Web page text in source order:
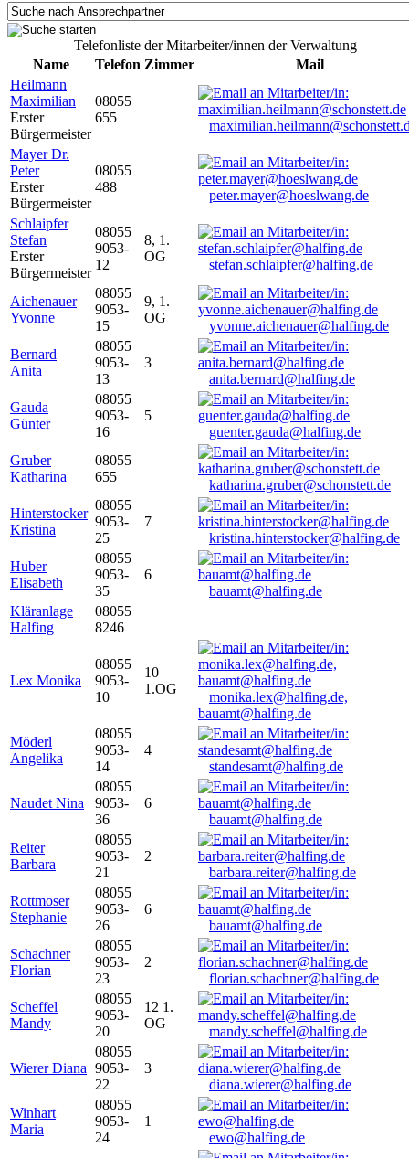
Telefonliste der Mitarbeiter/innen der Verwaltung
Name
Telefon Zimmer
Mail
Heilmann
Maximilian
Erster
Bürgermeister
08055
655
Mayer Dr.
Peter
Erster
Bürgermeister
08055
488
peter.mayer@hoeslwang.de
Schlaipfer
Stefan
Erster
Bürgermeister
08055
9053-
12
8, 1.
OG
stefan.schlaipfer@halfing.de
Aichenauer
Yvonne
08055
9053-
15
9, 1.
OG
yvonne.aichenauer@halfing.de
Bernard
Anita
08055
9053-
13
3
anita.bernard@halfing.de
Gauda
Günter
08055
9053-
16
5
guenter.gauda@halfing.de
Gruber
Katharina
08055
655
katharina.gruber@schonstett.de
Hinterstocker
Kristina
08055
9053-
25
7
kristina.hinterstocker@halfing.de
Huber
Elisabeth
08055
9053-
35
6
bauamt@halfing.de
Kläranlage
Halfing
08055
8246
Lex Monika
08055
9053-
10
10
1.OG
monika.lex@halfing.de,
bauamt@halfing.de
Möderl
Angelika
08055
9053-
14
4
standesamt@halfing.de
Naudet Nina
08055
9053-
36
6
bauamt@halfing.de
Reiter
Barbara
08055
9053-
21
2
barbara.reiter@halfing.de
Rottmoser
Stephanie
08055
9053-
26
6
bauamt@halfing.de
Schachner
Florian
08055
9053-
23
2
florian.schachner@halfing.de
Scheffel
Mandy
08055
9053-
20
12 1.
OG
mandy.scheffel@halfing.de
Wierer Diana
08055
9053-
22
3
diana.wierer@halfing.de
Winhart
Maria
08055
9053-
24
1
ewo@halfing.de